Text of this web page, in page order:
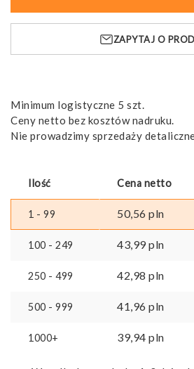
3XL.
Męski
shirt
rękawem
ZAPYTAJ O
Minimum logistyczne 5 szt.
Ceny netto bez kosztów nadruku.
Nie prowadzimy sprzedaży
Ilość Cena netto
1 - 99 50,56 pln
100 - 249 43,99pln
250 - 499 42,98 pln
500 - 999 41,96 pln
1000+ 39,94 pln